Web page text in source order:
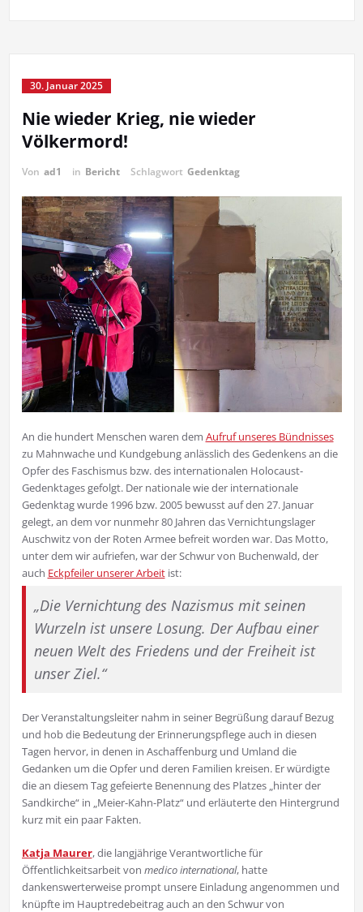
30. Januar 2025
Nie wieder Krieg, nie wieder
Völkermord!
Von ad1 in Bericht Schlagwort Gedenktag
An die hundert Menschen waren dem Aufruf unseres Bündnisses
zu Mahnwache und Kundgebung anlässlich des Gedenkens an die
Opfer des Faschismus bzw. des internationalen Holocaust-
Gedenktages gefolgt. Der nationale wie der internationale
Gedenktag wurde 1996 bzw. 2005 bewusst auf den 27. Januar
gelegt, an dem vor nunmehr 80 Jahren das Vernichtungslager
Auschwitz von der Roten Armee befreit worden war. Das Motto,
unter dem wir aufriefen, war der Schwur von Buchenwald, der
auch Eckpfeiler unserer Arbeitist:
„Die Vernichtung des Nazismus mit seinen
Wurzeln ist unsere Losung. Der Aufbau einer
neuen Welt des Friedens und der Freiheit ist
unser Ziel.“
Der Veranstaltungsleiter nahm in seiner Begrüßung darauf Bezug
und hob die Bedeutung der Erinnerungspflege auch in diesen
Tagen hervor, in denen in Aschaffenburg und Umland die
Gedanken um die Opfer und deren Familien kreisen. Er würdigte
die an diesem Tag gefeierte Benennung des Platzes „hinter der
Sandkirche“ in „Meier-Kahn-Platz“ und erläuterte den Hintergrund
kurz mit ein paar Fakten.
Katja Maurer, die langjährige Verantwortliche für
Öffentlichkeitsarbeit von medico international, hatte
dankenswerterweise prompt unsere Einladung angenommen und
knüpfte im Hauptredebeitrag auch an den Schwur von